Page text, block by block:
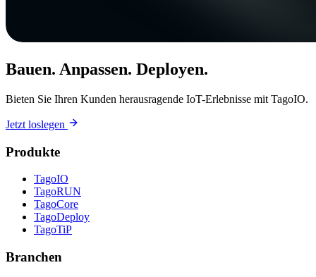
Bauen. Anpassen. Deployen.
Bieten Sie Ihren Kunden herausragende IoT-Erlebnisse mit TagoIO.
Jetzt loslegen
Produkte
TagoIO
TagoRUN
TagoCore
TagoDeploy
TagoTiP
Branchen